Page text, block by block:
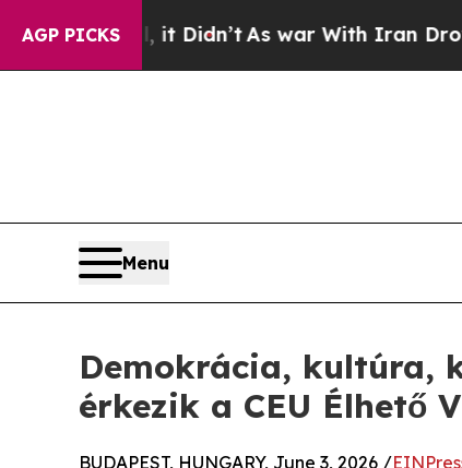
AGP PICKS
it Didn’t As war With Iran Drove oil
Menu
Demokrácia, kultúra,
érkezik a CEU Élhető
BUDAPEST, HUNGARY, June 3, 2026 /